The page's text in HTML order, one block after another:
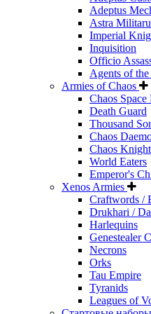
Adeptus
Astra
Imperial
Inquisition
Officio
Agents of
Armies of Chaos
Chaos Space
Death Guard
Thousand
Chaos
Chaos
World Eaters
Emperor's
Xenos Armies
Craftwords /
Drukhari /
Harlequins
Genestealer
Necrons
Orks
Tau Empire
Tyranids
Leagues of